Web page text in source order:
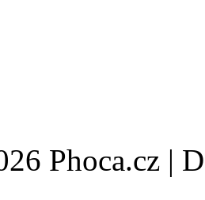
Phoca.cz |